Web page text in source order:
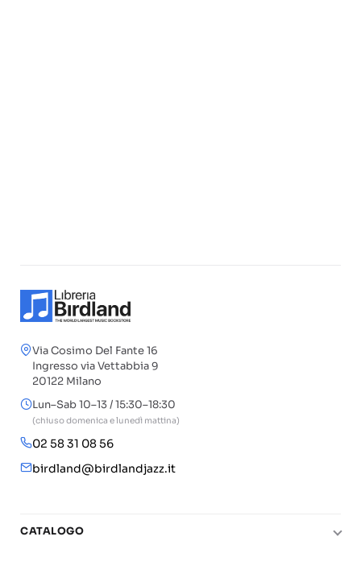
Via Cosimo Del Fante 16
Ingresso via Vettabbia 9
20122 Milano
Lun–Sab 10–13 / 15:30–18:30
(chiuso domenica e lunedì mattina)
02 58 31 08 56
birdland@birdlandjazz.it
CATALOGO